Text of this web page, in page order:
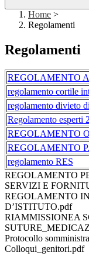
Home >
Regolamenti
Regolamenti
REGOLAMENTO
regolamento cortile
regolamento divieto
Regolamento esperti
REGOLAMENTO
REGOLAMENTO
regolamento RES
REGOLAMENTO
SERVIZI E
REGOLAMENTO
D’ISTITUTO.pdf
RIAMMISSIONEA
Protocollo
Colloqui_genitori.pdf